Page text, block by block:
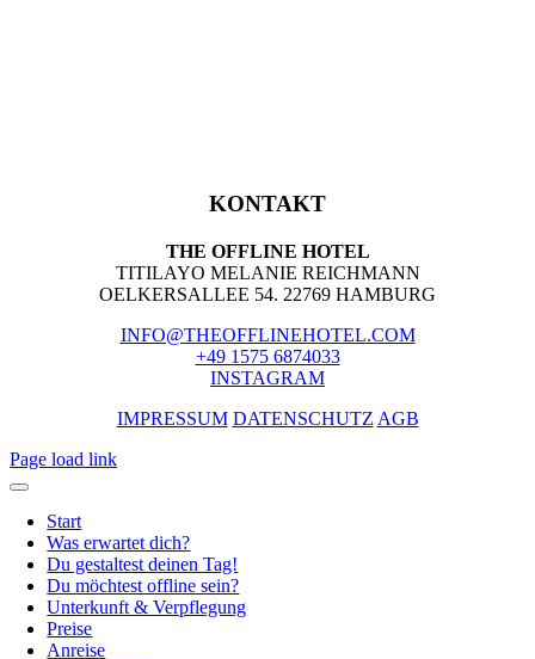
KONTAKT
THE OFFLINE HOTEL
TITILAYO MELANIE REICHMANN
OELKERSALLEE 54. 22769 HAMBURG
INFO@THEOFFLINEHOTEL.COM
+49 1575 6874033
INSTAGRAM
IMPRESSUM DATENSCHUTZ AGB
Page load link
Start
Was erwartet dich?
Du gestaltest deinen Tag!
Du möchtest offline sein?
Unterkunft & Verpflegung
Preise
Anreise